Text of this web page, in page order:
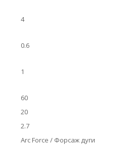
4
0.6
1
60
20
2.7
Аrc Force / Форсаж дуги